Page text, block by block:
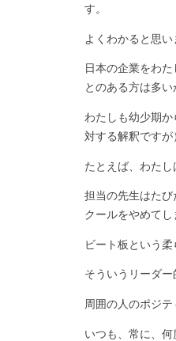
す。
よくわかると思
日本の企業をわ
とのある方は多い
わたしも幼少期
対する解釈ですが
たとえば、わたし
担当の先生はた
クールをやめてし
ビート板という柔
そういうリーダー
周囲の人のポジ
いつも、常に、何